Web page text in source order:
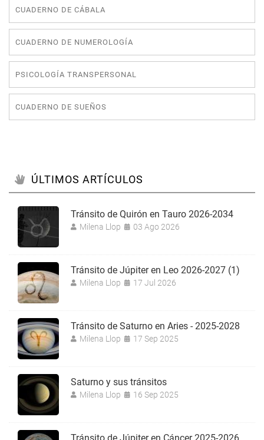
CUADERNO DE CÁBALA
CUADERNO DE NUMEROLOGÍA
PSICOLOGÍA TRANSPERSONAL
CUADERNO DE SUEÑOS
ÚLTIMOS ARTÍCULOS
Tránsito de Quirón en Tauro 2026-2034
Milena Llop 03 Ago 2026
Tránsito de Júpiter en Leo 2026-2027 (1)
Milena Llop 17 Jul 2026
Tránsito de Saturno en Aries - 2025-2028
Milena Llop 17 Sep 2025
Saturno y sus tránsitos
Milena Llop 16 Sep 2025